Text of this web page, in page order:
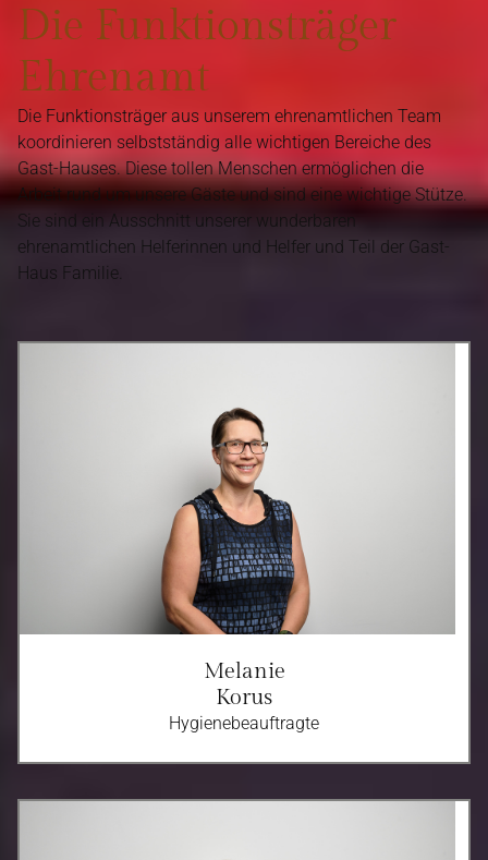
Die Funktionsträger
Ehrenamt
Die Funktionsträger aus unserem ehrenamtlichen Team
koordinieren selbstständig alle wichtigen Bereiche des
Gast-Hauses. Diese tollen Menschen ermöglichen die
Arbeit rund um unsere Gäste und sind eine wichtige Stütze.
Sie sind ein Ausschnitt unserer wunderbaren
ehrenamtlichen Helferinnen und Helfer und Teil der Gast-
Haus Familie.
Melanie
Korus
Hygienebeauftragte